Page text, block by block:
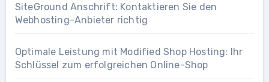
SiteGround Anschrift: Kontaktieren Sie den
Webhosting-Anbieter richtig
Optimale Leistung mit Modified Shop Hosting: Ihr
Schlüssel zum erfolgreichen Online-Shop